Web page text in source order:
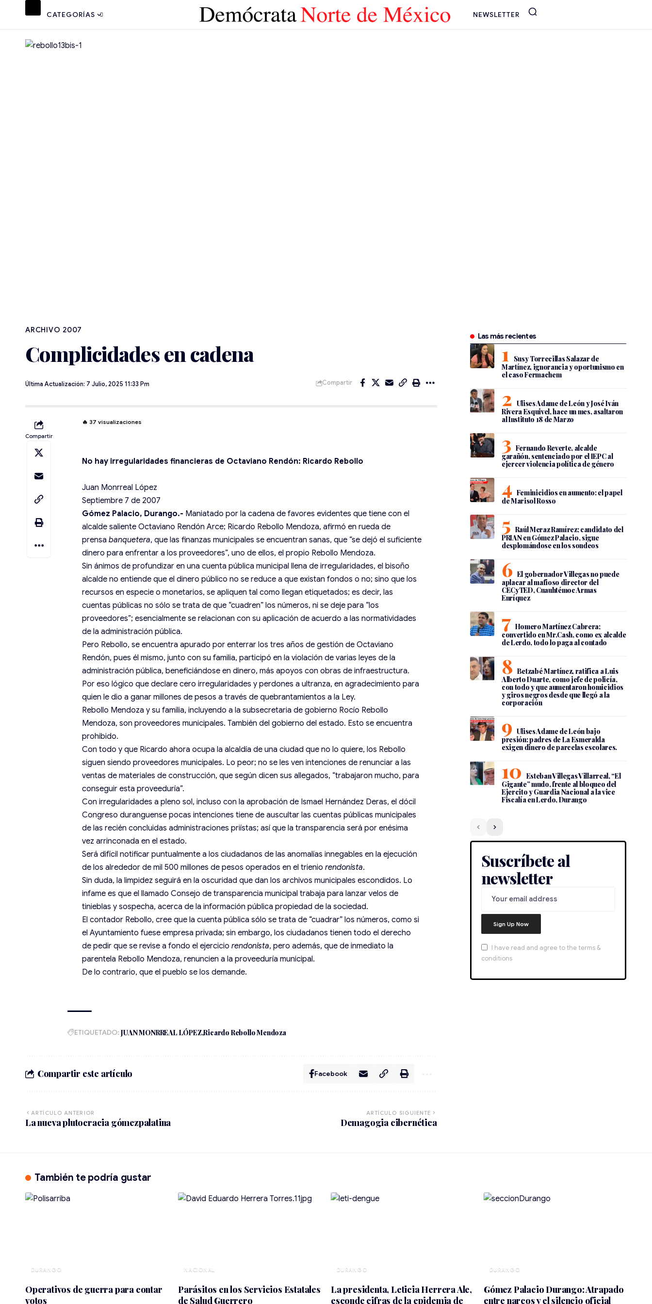
CATEGORÍAS NEWSLETTER
ARCHIVO 2007
Complicidades en cadena
Última Actualización: 7 Julio, 2025 11:33 Pm Compartir
Compartir
🔥 37 visualizaciones
No hay irregularidades financieras de Octaviano Rendón: Ricardo Rebollo
Juan Monrreal López
Septiembre 7 de 2007
Gómez Palacio, Durango.- Maniatado por la cadena de favores evidentes que tiene con el
alcalde saliente Octaviano Rendón Arce; Ricardo Rebollo Mendoza, afirmó en rueda de
prensabanquetera, que las finanzas municipales se encuentran sanas, que “se dejó el suficiente
dinero para enfrentar a los proveedores”, uno de ellos, el propio Rebollo Mendoza.
Sin ánimos de profundizar en una cuenta pública municipal llena de irregularidades, el bisoño
alcalde no entiende que el dinero público no se reduce a que existan fondos o no; sino que los
recursos en especie o monetarios, se apliquen tal como llegan etiquetados; es decir, las
cuentas públicas no sólo se trata de que “cuadren” los números, ni se deje para “los
proveedores”; esencialmente se relacionan con su aplicación de acuerdo a las normatividades
de la administración pública.
Pero Rebollo, se encuentra apurado por enterrar los tres años de gestión de Octaviano
Rendón, pues él mismo, junto con su familia, participó en la violación de varias leyes de la
administración pública, beneficiándose en dinero, más apoyos con obras de infraestructura.
Por eso lógico que declare cero irregularidades y perdones a ultranza, en agradecimiento para
quien le dio a ganar millones de pesos a través de quebrantamientos a la Ley.
Rebollo Mendoza y su familia, incluyendo a la subsecretaria de gobierno Rocío Rebollo
Mendoza, son proveedores municipales. También del gobierno del estado. Esto se encuentra
prohibido.
Con todo y que Ricardo ahora ocupa la alcaldía de una ciudad que no lo quiere, los Rebollo
siguen siendo proveedores municipales. Lo peor; no se les ven intenciones de renunciar a las
ventas de materiales de construcción, que según dicen sus allegados, “trabajaron mucho, para
conseguir esta proveeduría”.
Con irregularidades a pleno sol, incluso con la aprobación de Ismael Hernández Deras, el dócil
Congreso duranguense pocas intenciones tiene de auscultar las cuentas públicas municipales
de las recién concluidas administraciones priístas; así que la transparencia será por enésima
vez arrinconada en el estado.
Será difícil notificar puntualmente a los ciudadanos de las anomalías innegables en la ejecución
de los alrededor de mil 500 millones de pesos operados en el trieniorendonista.
Sin duda, la limpidez seguirá en la oscuridad que dan los archivos municipales escondidos. Lo
infame es que el llamado Consejo de transparencia municipal trabaja para lanzar velos de
tinieblas y sospecha, acerca de la información pública propiedad de la sociedad.
El contador Rebollo, cree que la cuenta pública sólo se trata de “cuadrar” los números, como si
el Ayuntamiento fuese empresa privada; sin embargo, los ciudadanos tienen todo el derecho
de pedir que se revise a fondo el ejerciciorendonista, pero además, que de inmediato la
parentela Rebollo Mendoza, renuncien a la proveeduría municipal.
De lo contrario, que el pueblo se los demande.
ETIQUETADO: JUAN MONRREAL LÓPEZ Ricardo Rebollo Mendoza
Compartir este artículo Facebook
ARTÍCULO ANTERIOR
La nueva plutocracia gómezpalatina
ARTÍCULO SIGUIENTE
Demagogia cibernética
Las más recientes
Susy Torrecillas Salazar de
Martínez, ignorancia y oportunismo en
el caso Fermachem
Ulises Adame de León y José Iván
Rivera Esquivel, hace un mes, asaltaron
al Instituto 18 de Marzo
Fernando Reverte, alcalde
garañón, sentenciado por el IEPC al
ejercer violencia política de género
Feminicidios en aumento: el papel
de Marisol Rosso
Raúl Meraz Ramírez; candidato del
PRIAN en Gómez Palacio, sigue
desplomándose en los sondeos
El gobernador Villegas no puede
aplacar al mafioso director del
CECyTED, Cuauhtémoc Armas
Enríquez
Homero Martínez Cabrera;
convertido en Mr.Cash, como ex alcalde
de Lerdo, todo lo paga al contado
Betzabé Martínez, ratifica a Luis
Alberto Duarte, como jefe de policía,
con todo y que aumentaron homicidios
y giros negros desde que llegó a la
corporación
Ulises Adame de León bajo
presión: padres de La Esmeralda
exigen dinero de parcelas escolares.
Esteban Villegas Villarreal, “El
Gigante” mudo, frente al bloqueo del
Ejercito y Guardia Nacional a la vice
Fiscalía en Lerdo, Durango
Suscríbete al
newsletter
I have read and agree to the terms &
conditions
También te podría gustar
DURANGO
Operativos de guerra para contar
votos
NACIONAL
Parásitos en los Servicios Estatales
de Salud Guerrero
DURANGO
La presidenta, Leticia Herrera Ale,
esconde cifras de la epidemia de
DURANGO
Gómez Palacio Durango: Atrapado
entre narcos y el silencio oficial